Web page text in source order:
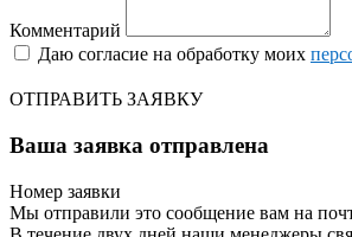
Комментарий
Даю согласие на обработку моих
ОТПРАВИТЬ ЗАЯВКУ
Ваша заявка отправлена
Номер заявки
Мы отправили это сообщение вам на